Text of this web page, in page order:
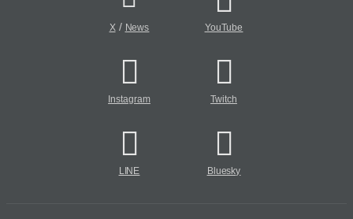
X/ News YouTube
Instagram Twitch
LINE Bluesky